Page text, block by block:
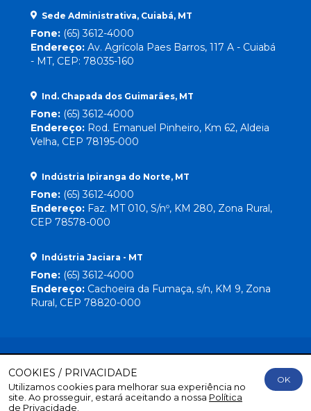
Sede Administrativa, Cuiabá, MT
Fone: (65) 3612-4000
Endereço: Av. Agrícola Paes Barros, 117 A - Cuiabá
- MT, CEP: 78035-160
Ind. Chapada dos Guimarães, MT
Fone: (65) 3612-4000
Endereço: Rod. Emanuel Pinheiro, Km 62, Aldeia
Velha, CEP 78195-000
Indústria Ipiranga do Norte, MT
Fone: (65) 3612-4000
Endereço: Faz. MT 010, S/nº, KM 280, Zona Rural,
CEP 78578-000
Indústria Jaciara - MT
Fone: (65) 3612-4000
Endereço: Cachoeira da Fumaça, s/n, KM 9, Zona
Rural, CEP 78820-000
Direitos Reservados© 2026 Lebrinha |By Mr. Wolf
COOKIES / PRIVACIDADE
Utilizamos cookies para melhorar sua experiência no
site. Ao prosseguir, estará aceitando a nossa Política
de Privacidade.
OK